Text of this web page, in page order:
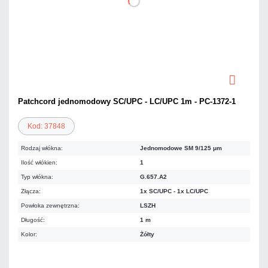
Patchcord jednomodowy SC/UPC - LC/UPC 1m - PC-1372-1
Kod: 37848
Rodzaj włókna: Jednomodowe SM 9/125 μm
Ilość włókien: 1
Typ włókna: G.657.A2
Złącza: 1x SC/UPC - 1x LC/UPC
Powłoka zewnętrzna: LSZH
Długość: 1 m
Kolor: Żółty